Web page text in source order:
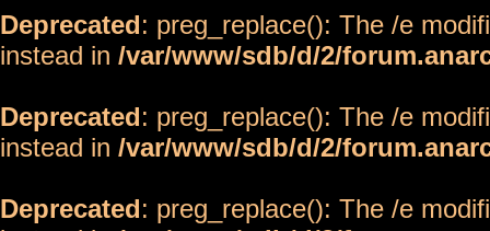
Deprecated: preg_replace(): The /e
instead in /var/www/sdb/d/2/
Deprecated: preg_replace(): The /e
instead in /var/www/sdb/d/2/
Deprecated: preg_replace(): The /e